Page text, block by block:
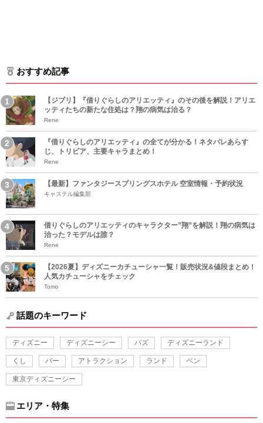
おすすめ記事
【ジブリ】『借りぐらしのアリエッティ』のその後を解説！アリエ
ッティたちの新たな住処は？翔の病気は治る？
Rene
『借りぐらしのアリエッティ』の全てが分かる！ネタバレあらす
じ、トリビア、主要キャラまとめ！
Rene
【最新】ファンタジースプリングスホテル 空室情報・予約状況
キャステル編集部
借りぐらしのアリエッティのキャラクター”翔”を解説！翔の病気は
治った？モデルは誰？
Rene
【2026夏】ディズニーカチューシャ一覧！販売状況&値段まとめ！
人気カチューシャをチェック
Tomo
話題のキーワード
ディズニー ディズニーシー バズ ディズニーランド
くし バー アトラクション ランド ペン
東京ディズニーシー
エリア・特集